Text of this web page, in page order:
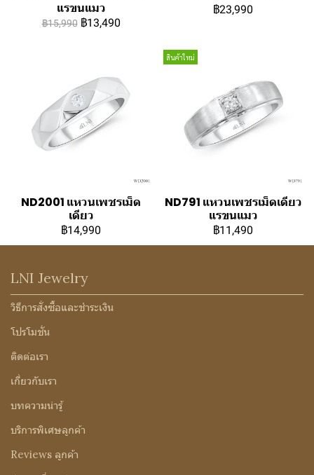
แรขนแมว
฿15,990 ฿13,490
฿23,990
ND2001 แหวนเพชรเม็ด
เดียว
฿14,990
สินค้าใหม่
ND791 แหวนเพชรเม็ดเดียว
แรขนแมว
฿11,490
LNI Jewelry
วิธีการสั่งซื้อและชำระเงิน
โปรโมชั่น
ติดต่อเรา
เกี่ยวกับเรา
บทความน่ารู้
บริการพิเศษลูกค้า
Reviews ลูกค้า